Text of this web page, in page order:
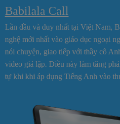
Babilala Call
Lần đầu và duy nhất tại Việt Nam,
nghệ mới nhất vào giáo dục ngoại
nói chuyện, giao tiếp với thầy cô
video giả lập. Điều này làm tăng
tự khi khi áp dụng Tiếng Anh vào